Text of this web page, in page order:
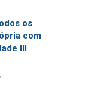
os
com
III